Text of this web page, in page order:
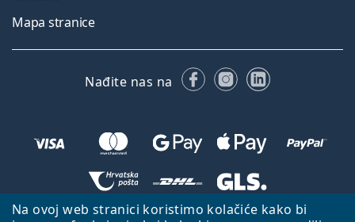
Na ovoj web stranici koristimo kolačiće kako bi
Mapa stranice
Nađite nas na FacebookuInstagramu
LinkedIn
Natrag na početnu stranicu Idi gore